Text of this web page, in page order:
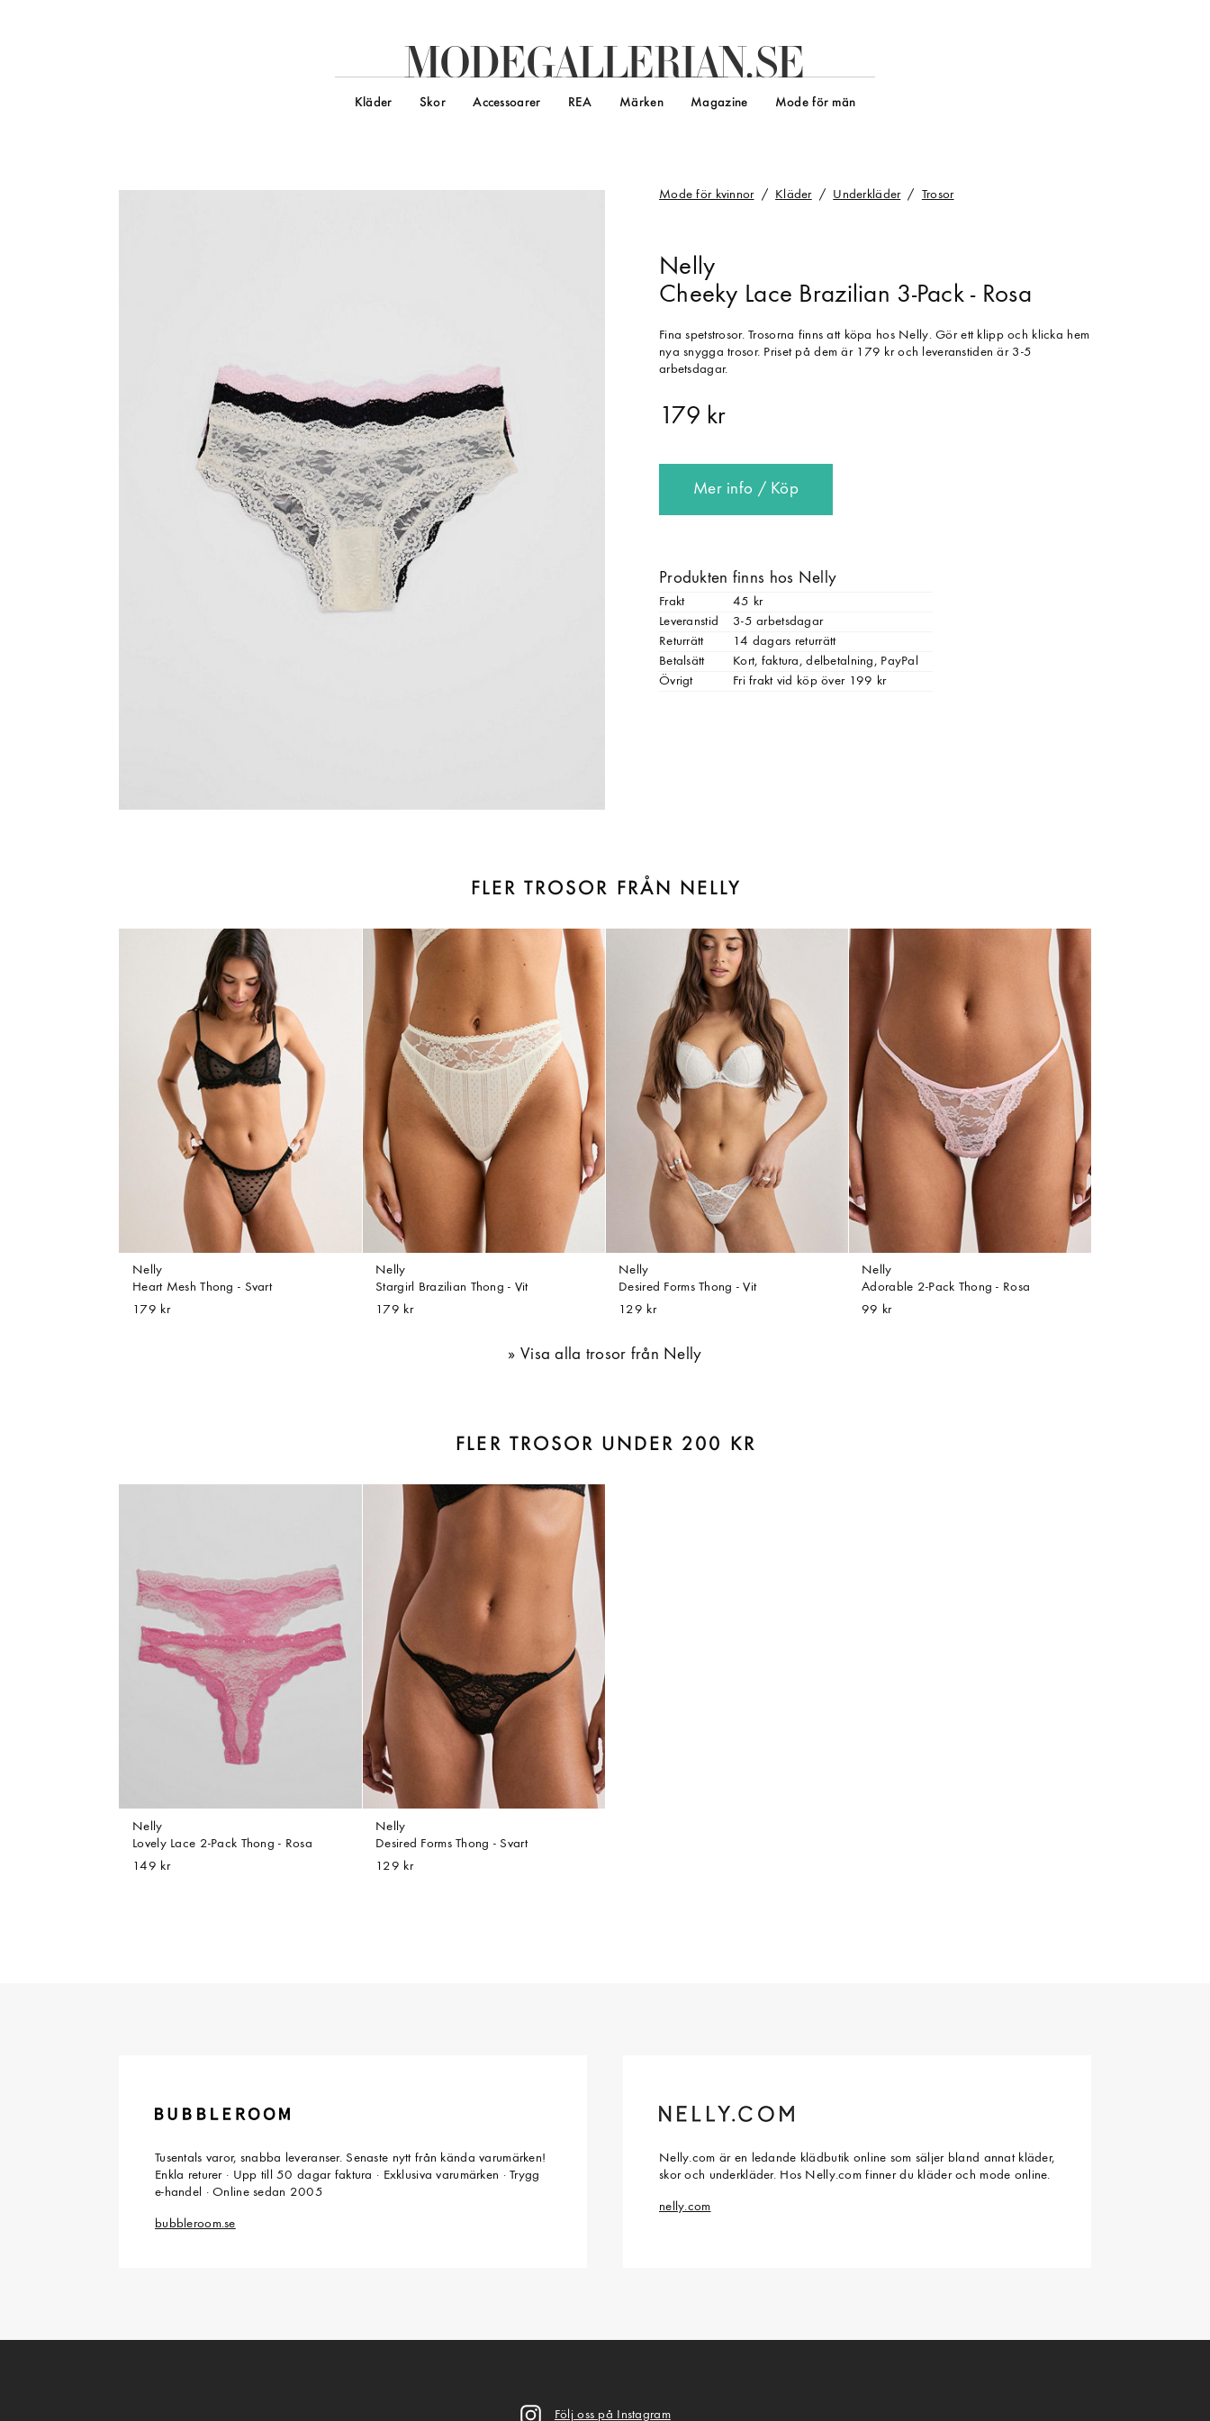
MODEGALLERIAN.SE
Kläder Skor Accessoarer REA Märken Magazine Mode för män
Mode för kvinnor Kläder Underkläder Trosor
Nelly
Cheeky Lace Brazilian 3-Pack - Rosa
Fina spetstrosor. Trosorna finns att köpa hos Nelly. Gör ett klipp och klicka hem
nya snygga trosor. Priset på dem är 179 kr och leveranstiden är 3-5
arbetsdagar.
179 kr
Mer info / Köp
Produkten finns hos Nelly
Frakt
45 kr
Leveranstid
3-5 arbetsdagar
Returrätt
14 dagars returrätt
Betalsätt
Kort, faktura, delbetalning, PayPal
Övrigt
Fri frakt vid köp över 199 kr
FLER TROSOR FRÅN NELLY
Nelly
Heart Mesh Thong - Svart
179 kr
Nelly
Stargirl Brazilian Thong - Vit
179 kr
Nelly
Desired Forms Thong - Vit
129 kr
Nelly
Adorable 2-Pack Thong - Rosa
99 kr
Visa alla trosor från Nelly
FLER TROSOR UNDER 200 KR
Nelly
Lovely Lace 2-Pack Thong - Rosa
149 kr
Nelly
Desired Forms Thong - Svart
129 kr
Tusentals varor, snabba leveranser. Senaste nytt från kända varumärken!
Enkla returer · Upp till 50 dagar faktura · Exklusiva varumärken · Trygg
e-handel · Online sedan 2005
bubbleroom.se
Nelly.com är en ledande klädbutik online som säljer bland annat kläder,
skor och underkläder. Hos Nelly.com finner du kläder och mode online.
nelly.com
Följ oss på Instagram